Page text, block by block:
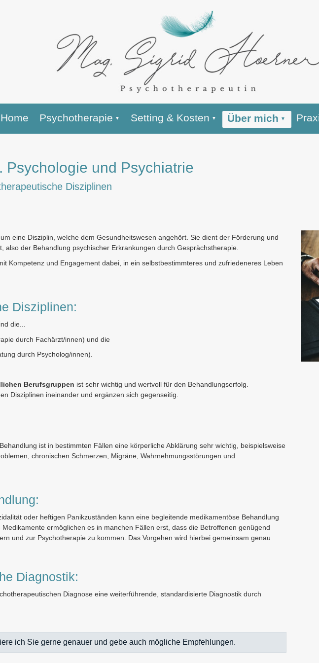
Home Psychotherapie Setting & Kosten Über mich
Psychologie und Psychiatrie
Disziplinen
eine Disziplin, welche dem Gesundheitswesen angehört. Sie dient der Förderung und
also der Behandlung psychischer Erkrankungen durch Gesprächstherapie.
Kompetenz und Engagement dabei, in ein selbstbestimmteres und zufriedeneres Leben
Disziplinen:
die...
durch Fachärzt/innen) und die
durch Psycholog/innen).
Berufsgruppen ist sehr wichtig und wertvoll für den Behandlungserfolg.
Disziplinen ineinander und ergänzen sich gegenseitig.
ist in bestimmten Fällen eine körperliche Abklärung sehr wichtig, beispielsweise
chronischen Schmerzen, Migräne, Wahrnehmungsstörungen und
oder heftigen Panikzuständen kann eine begleitende medikamentöse Behandlung
ermöglichen es in manchen Fällen erst, dass die Betroffenen genügend
und zur Psychotherapie zu kommen. Das Vorgehen wird hierbei gemeinsam genau
Diagnostik:
Diagnose eine weiterführende, standardisierte Diagnostik durch
ich Sie gerne genauer und gebe auch mögliche Empfehlungen.